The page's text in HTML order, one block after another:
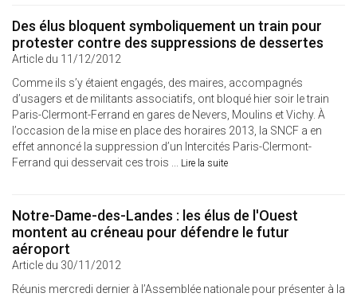
Des élus bloquent symboliquement un train pour
protester contre des suppressions de dessertes
Article du 11/12/2012
Comme ils s’y étaient engagés, des maires, accompagnés
d’usagers et de militants associatifs, ont bloqué hier soir le train
Paris-Clermont-Ferrand en gares de Nevers, Moulins et Vichy. À
l’occasion de la mise en place des horaires 2013, la SNCF a en
effet annoncé la suppression d’un Intercités Paris-Clermont-
Ferrand qui desservait ces trois ... Lire la suite
Notre-Dame-des-Landes : les élus de l'Ouest
montent au créneau pour défendre le futur
aéroport
Article du 30/11/2012
Réunis mercredi dernier à l’Assemblée nationale pour présenter à la